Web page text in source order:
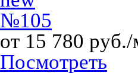
№105
от 15 780 руб./
Посмотреть